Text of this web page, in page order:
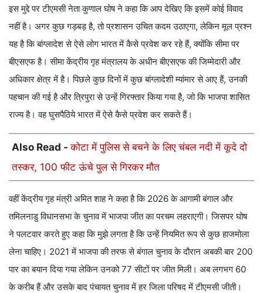
इस मुद्दे पर टीएमसी नेता कुणाल घोष ने कहा कि आप देखिए कि इसमें कोई विवाद
नहीं है। अगर कुछ गड़बड़ है, तो प्रशासन उचित कदम उठाएगा, लेकिन मूल प्रश्न
यह है कि बांग्लादेश से ऐसे लोग भारत में कैसे प्रवेश कर रहे हैं, क्योंकि सीमा पर
बीएसएफ है। सीमा केंद्रीय गृह मंत्रालय के अधीन बीएसएफ की जिम्मेदारी और
अधिकार क्षेत्र में है। पिछले कुछ दिनों में कुछ बांग्लादेशी म्यांमार से आए हैं, उनकी
पहचान की गई है और त्रिपुरा से उन्हें गिरफ्तार किया गया है, जो कि भाजपा शासित
राज्य है। वह घुसपैठिये भारत में ऐसे कैसे प्रवेश कर सकते हैं।
Also Read -कोटा में पुलिस से बचने के लिए चंबल नदी में कूदे दो
तस्कर, 100 फीट ऊंचे पुल से गिरकर मौत
वहीं केंद्रीय गृह मंत्री अमित शाह ने कहा है कि 2026 के आगामी बंगाल और
तमिलनाडु विधानसभा के चुनाव में भाजपा जीत का परचम लहराएगी। जिसपर घोष
ने पलटवार करते हुए कहा कि मुझे लगता है कि उन्हें नियमित रूप से कुछ हाजमोला
लेना चाहिए। 2021 में भाजपा की तरफ से बंगाल चुनाव के दौरान अबकी बार 200
पार का बयान दिया गया लेकिन उनको 77 सीटों पर जीत मिली। अब लगभग 60
के करीब हैं और उसके बाद पंचायत चुनाव में हर जिला परिषद में टीएमसी जीती।